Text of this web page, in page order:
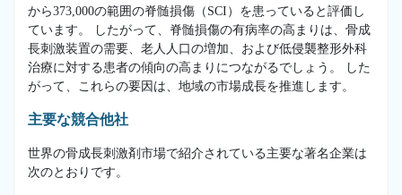
から373,000の範囲の脊髄損傷（SCI）を患っていると評価し
ています。 したがって、脊髄損傷の有病率の高まりは、骨成
長刺激装置の需要、老人人口の増加、および低侵襲整形外科
治療に対する患者の傾向の高まりにつながるでしょう。 した
がって、これらの要因は、地域の市場成長を推進します。
主要な競合他社
世界の骨成長刺激剤市場で紹介されている主要な著名企業は
次のとおりです。